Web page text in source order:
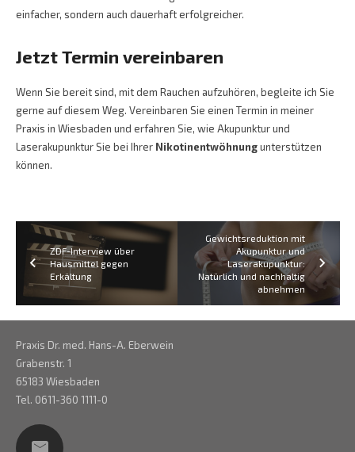
einfacher, sondern auch dauerhaft erfolgreicher.
Jetzt Termin vereinbaren
Wenn Sie bereit sind, mit dem Rauchen aufzuhören, begleite ich Sie
gerne auf diesem Weg. Vereinbaren Sie einen Termin in meiner
Praxis in Wiesbaden und erfahren Sie, wie Akupunktur und
Laserakupunktur Sie bei Ihrer Nikotinentwöhnungunterstützen
können.
ZDF-Interview über
Hausmittel gegen
Erkältung
Gewichtsreduktion mit
Akupunktur und
Laserakupunktur:
Natürlich und nachhaltig
abnehmen
Praxis Dr. med. Hans-A. Eberwein
Grabenstr. 1
65183 Wiesbaden
Tel. 0611-360 1111-0